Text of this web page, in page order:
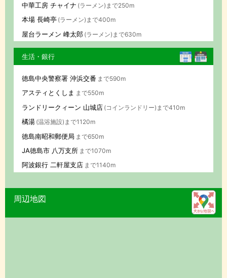
中華工房 チャイナ (ラーメン)まで250m
本場 長崎亭 (ラーメン)まで400m
屋台ラーメン 峰太郎 (ラーメン)まで630m
生活・銀行
徳島中央警察署 沖浜交番 まで590m
アスティとくしま まで550m
ランドリークィーン 山城店 (コインランドリー)まで410m
橘湯 (温浴施設)まで1120m
徳島南昭和郵便局 まで650m
JA徳島市 八万支所 まで1070m
阿波銀行 二軒屋支店 まで1140m
周辺地図